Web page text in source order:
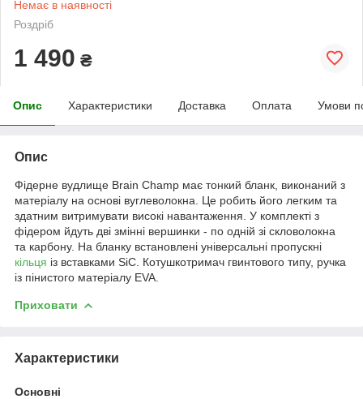
Немає в наявності
Роздріб
1 490 ₴
Опис Характеристики Доставка Оплата Умови
Опис
Фідерне вудлище Brain Champ має тонкий бланк, виконаний з
матеріалу на основі вуглеволокна. Це робить його легким та
здатним витримувати високі навантаження. У комплекті з
фідером йдуть дві змінні вершинки - по одній зі скловолокна
та карбону. На бланку встановлені універсальні пропускні
кільця із вставками SiC. Котушкотримач гвинтового типу, ручка
із пінистого матеріалу EVA.
Приховати
Характеристики
Основні